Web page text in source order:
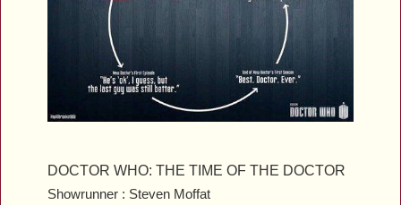
DOCTOR WHO: THE TIME OF THE DOCTOR
Showrunner : Steven Moffat